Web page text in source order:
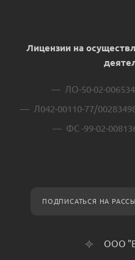
Лицензии на
ЛО-50-02-
Л042-00110-77/
ФС -99-02-
ПОДПИСАТЬСЯ НА
ООО